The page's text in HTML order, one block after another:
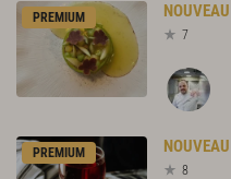
PREMIUM
7
PREMIUM
8